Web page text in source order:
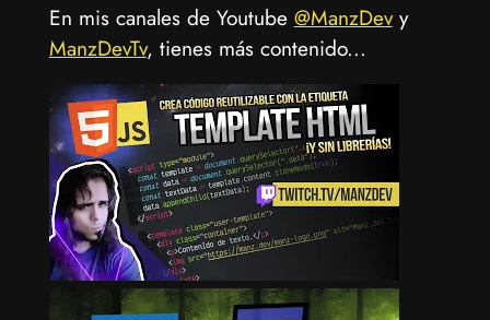
En mis canales de Youtube @ManzDevy
ManzDevTv, tienes más contenido...